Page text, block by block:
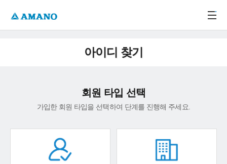
아이디 찾기
회원 타입 선택
가입한 회원 타입을 선택하여 단계를 진행해 주세요.